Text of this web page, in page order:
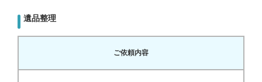
遺品整理
ご依頼内容